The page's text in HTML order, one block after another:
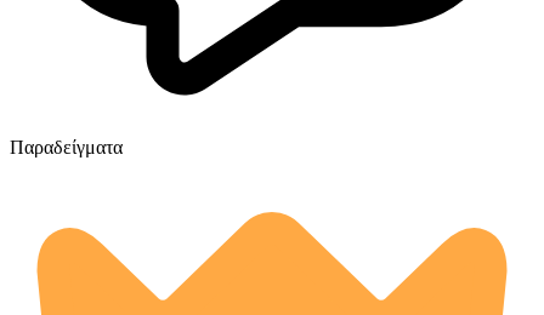
Παραδείγματα